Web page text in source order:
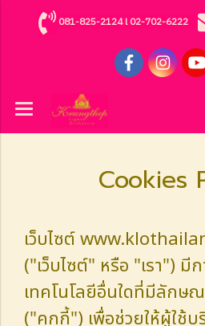
081-825-2124l02-702-6222
Cookies
เว็บไซต์
("เว็บไซต์" หรือ "เรา") มี
เทคโนโลยีอื่นใดที่มีลักษ
("คุกกี้") เพื่อช่วยให้ผู้ใช้บ